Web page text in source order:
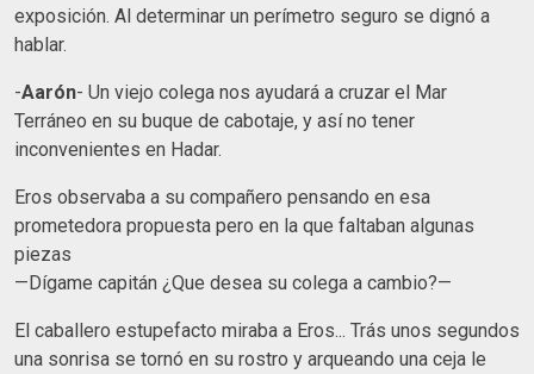
exposición. Al determinar un perímetro seguro se dignó a
hablar.
-Aarón- Un viejo colega nos ayudará a cruzar el Mar
Terráneo en su buque de cabotaje, y así no tener
inconvenientes en Hadar.
Eros observaba a su compañero pensando en esa
prometedora propuesta pero en la que faltaban algunas
piezas
—Dígame capitán ¿Que desea su colega a cambio?—
El caballero estupefacto miraba a Eros... Trás unos segundos
una sonrisa se tornó en su rostro y arqueando una ceja le